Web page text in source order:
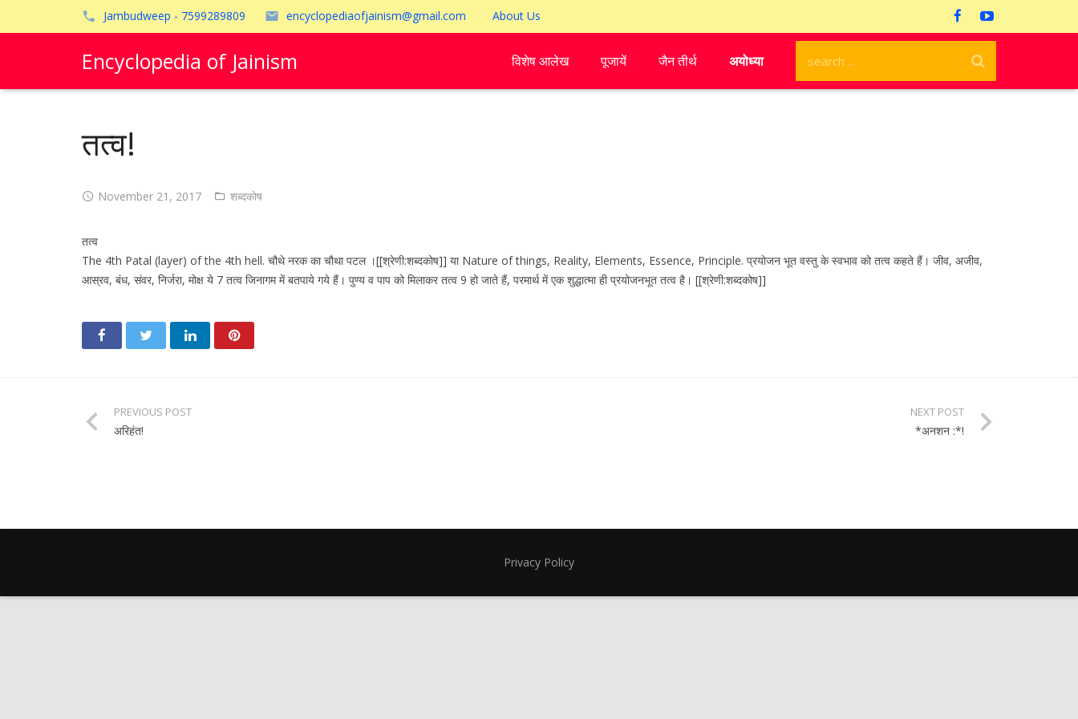
Jambudweep - 7599289809 encyclopediaofjainism@gmail.com About Us
Encyclopedia of Jainism विशेष आलेख पूजायें जैन तीर्थ अयोध्या
तत्व!
November 21, 2017 शब्दकोष
तत्व
The 4th Patal (layer) of the 4th hell. चौथे नरक का चौथा पटल ।[[श्रेणी:शब्दकोष]] या Nature of things, Reality, Elements, Essence, Principle. प्रयोजन भूत वस्तु के स्वभाव को तत्व कहते हैं। जीव, अजीव,
आस्रव, बंध, संवर, निर्जरा, मोक्ष ये 7 तत्व जिनागम में बतपाये गये हैं। पुण्य व पाप को मिलाकर तत्व 9 हो जाते हैं, परमार्थ में एक शुद्धात्मा ही प्रयोजनभूत तत्व है। [[श्रेणी:शब्दकोष]]
PREVIOUS POST
अरिहंत!
NEXT POST
*अनशन :*!
Privacy Policy